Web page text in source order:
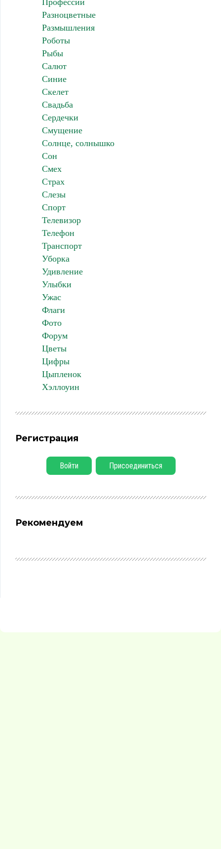
Разноцветные
Размышления
Роботы
Рыбы
Салют
Синие
Скелет
Свадьба
Сердечки
Смущение
Солнце, солнышко
Сон
Смех
Страх
Слезы
Спорт
Телевизор
Телефон
Транспорт
Уборка
Удивление
Улыбки
Ужас
Флаги
Фото
Форум
Цветы
Цифры
Цыпленок
Хэллоуин
Регистрация
Войти Присоединиться
Рекомендуем